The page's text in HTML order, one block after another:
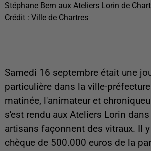
Stéphane Bern aux Ateliers Lorin de
Crédit : Ville de Chartres
Samedi 16 septembre était une
particulière dans la ville-
matinée, l'animateur et
s'est rendu aux Ateliers Lorin
artisans façonnent des vitraux. Il
chèque de 500.000 euros de la